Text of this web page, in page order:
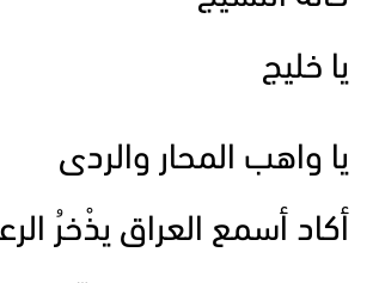
يا خليج
يا واهب المحار والردى
أكاد أسمع العراق يذْخرُ